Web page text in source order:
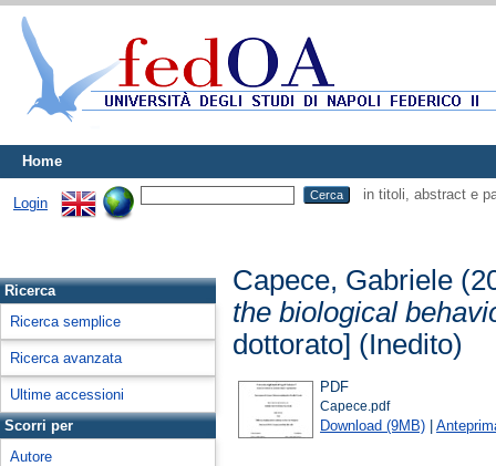
Home
Login
in titoli, abstract e
Ricerca
Ricerca semplice
Ricerca avanzata
Ultime accessioni
Scorri per
Autore
Capece, Gabriele
the biological
dottorato] (Inedito)
PDF
Capece.pdf
Download (9MB) |